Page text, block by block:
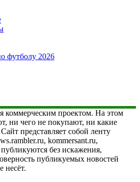
футболу 2026
коммерческим проектом. На этом
ни чего не покупают, ни какие
представляет собой ленту
kommersant.ru,
без искажения,
публикуемых новостей
несёт.